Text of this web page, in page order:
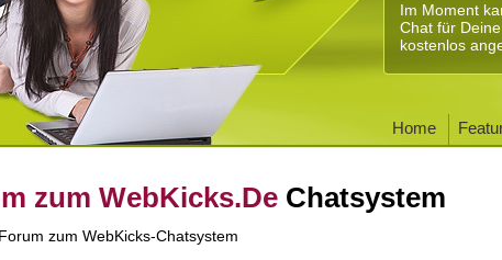
Im Moment
Chat für
kostenlos
Home
zum WebKicks.De Chatsystem
zum WebKicks-Chatsystem